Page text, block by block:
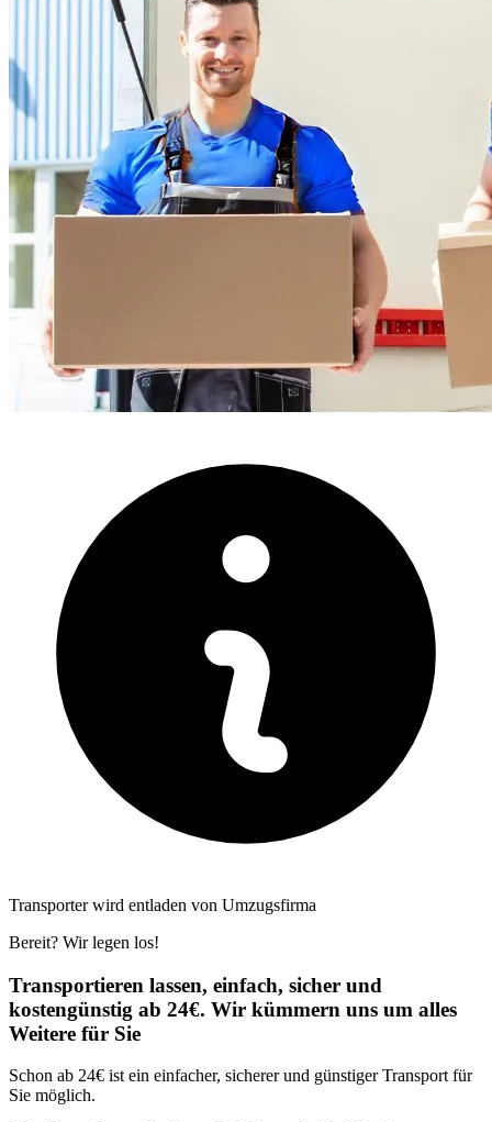
Transporter wird entladen von Umzugsfirma
Bereit? Wir legen los!
Transportieren lassen, einfach, sicher und
kostengünstig ab 24€. Wir kümmern uns um alles
Weitere für Sie
Schon ab 24€ ist ein einfacher, sicherer und günstiger Transport für
Sie möglich.